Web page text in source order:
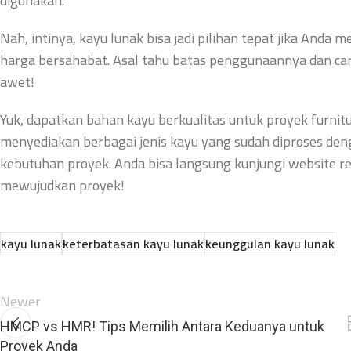
Nah, intinya, kayu lunak bisa jadi pilihan tepat jika Anda
harga bersahabat. Asal tahu batas penggunaannya dan
awet!
Yuk, dapatkan bahan kayu berkualitas untuk proyek
menyediakan berbagai jenis kayu yang sudah diproses
kebutuhan proyek. Anda bisa langsung kunjungi website
mewujudkan proyek!
kayu lunakketerbatasan kayu lunakkeunggulan kayu lunak
Newer
HMCP vs HMR! Tips Memilih Antara Keduanya untuk
Proyek Anda